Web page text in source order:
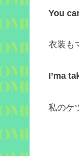
You
衣装も
I’ma
私のケ